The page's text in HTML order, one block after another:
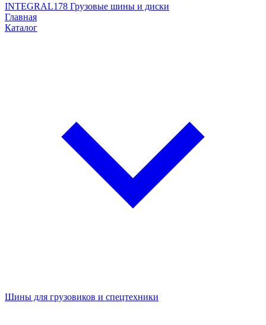
INTEGRAL178 Грузовые шины и диски
Главная
Каталог
Шины для грузовиков и спецтехники